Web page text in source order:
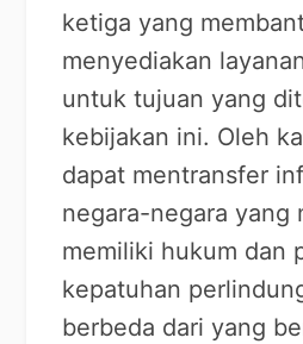
ketiga yang
menyediakan
untuk tujuan yang
kebijakan ini. Oleh
dapat mentransfer
negara-negara yang
memiliki hukum dan
kepatuhan
berbeda dari yang